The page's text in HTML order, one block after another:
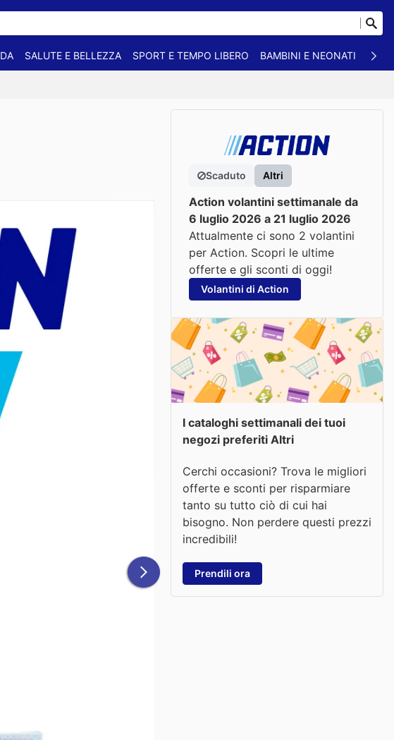
SALUTE E BELLEZZA SPORT E TEMPO LIBERO BAMBINI E NEONATI
Scaduto Altri
Action volantini settimanale da
6 luglio 2026 a 21 luglio 2026
Attualmente ci sono 2 volantini
per Action. Scopri le ultime
offerte e gli sconti di oggi!
Volantini di Action
I cataloghi settimanali dei tuoi
negozi preferiti Altri
Cerchi occasioni? Trova le migliori
offerte e sconti per risparmiare
tanto su tutto ciò di cui hai
bisogno. Non perdere questi prezzi
incredibili!
Prendili ora